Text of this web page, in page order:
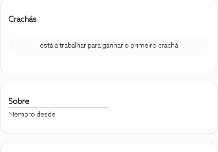
Crachás
está a trabalhar para ganhar o primeiro crachá
Sobre
Membro desde